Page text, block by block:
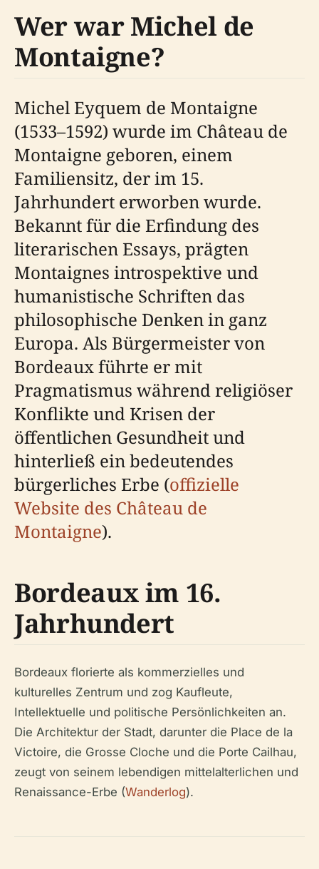
Wer war Michel de
Montaigne?
Michel Eyquem de Montaigne
(1533–1592) wurde im Château de
Montaigne geboren, einem
Familiensitz, der im 15.
Jahrhundert erworben wurde.
Bekannt für die Erfindung des
literarischen Essays, prägten
Montaignes introspektive und
humanistische Schriften das
philosophische Denken in ganz
Europa. Als Bürgermeister von
Bordeaux führte er mit
Pragmatismus während religiöser
Konflikte und Krisen der
öffentlichen Gesundheit und
hinterließ ein bedeutendes
bürgerliches Erbe (offizielle
Website des Château de
Montaigne).
Bordeaux im 16.
Jahrhundert
Bordeaux florierte als kommerzielles und
kulturelles Zentrum und zog Kaufleute,
Intellektuelle und politische Persönlichkeiten an.
Die Architektur der Stadt, darunter die Place de la
Victoire, die Grosse Cloche und die Porte Cailhau,
zeugt von seinem lebendigen mittelalterlichen und
Renaissance-Erbe (Wanderlog).